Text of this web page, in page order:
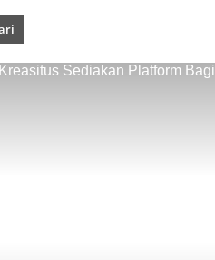
Kreasitus Sediakan Platform